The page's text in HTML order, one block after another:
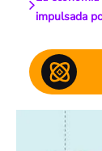
impulsada